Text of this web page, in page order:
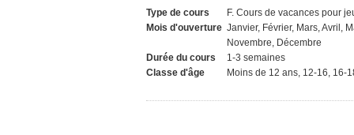
Type de cours
F. Cours de vacances pour
Mois d'ouverture Janvier, Février, Mars, Avril,
Novembre, Décembre
Durée du cours
1-3 semaines
Classe d'âge
Moins de 12 ans, 12-16, 16-